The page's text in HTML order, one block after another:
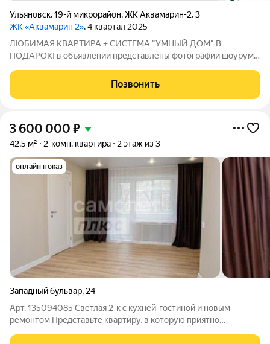
Ульяновск,19-й микрорайон,ЖК Аквамарин-2,3
ЖК «Аквамарин 2», 4 квартал 2025
ЛЮБИМАЯ КВАРТИРА + СИСТЕМА "УМНЫЙ ДОМ" В
ПОДАРОК! в объявлении представлены фотографии шоурума
жилой комплекс комфорт-класса, что расположился в
географическом центре города на берегу реки Свияги.
Позвонить
3 600 000 ₽
42,5 м² 2-комн. квартира 2 этаж из 3
онлайн показ
Западный бульвар, 24
Арт. 135094085 Светлая 2-к с кухней-гостиной и новым
ремонтом Представьте квартиру, в которую приятно